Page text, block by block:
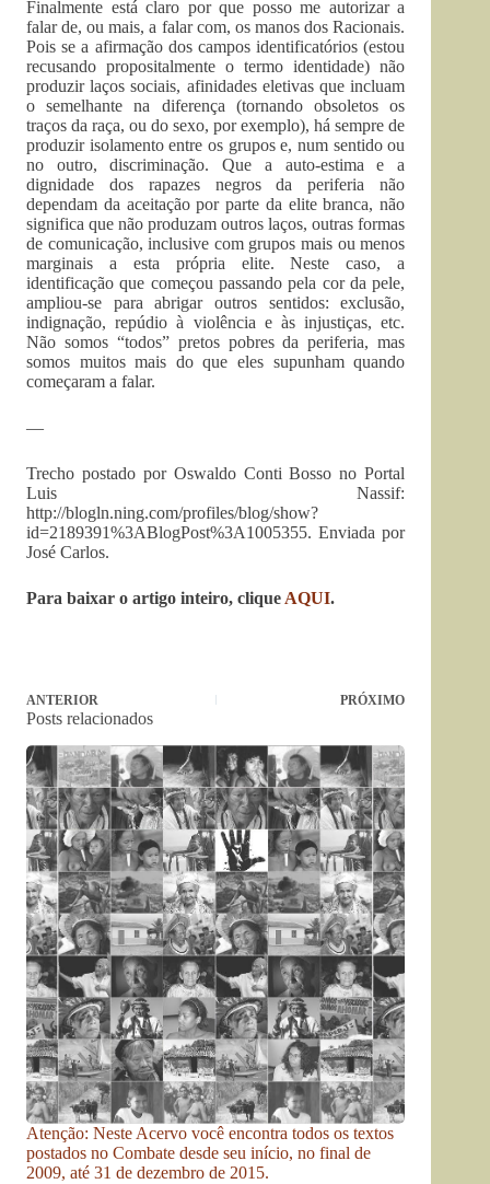
Finalmente está claro por que posso me autorizar a
falar de, ou mais, a falar com, os manos dos Racionais.
Pois se a afirmação dos campos identificatórios (estou
recusando propositalmente o termo identidade) não
produzir laços sociais, afinidades eletivas que incluam
o semelhante na diferença (tornando obsoletos os
traços da raça, ou do sexo, por exemplo), há sempre de
produzir isolamento entre os grupos e, num sentido ou
no outro, discriminação. Que a auto-estima e a
dignidade dos rapazes negros da periferia não
dependam da aceitação por parte da elite branca, não
significa que não produzam outros laços, outras formas
de comunicação, inclusive com grupos mais ou menos
marginais a esta própria elite. Neste caso, a
identificação que começou passando pela cor da pele,
ampliou-se para abrigar outros sentidos: exclusão,
indignação, repúdio à violência e às injustiças, etc.
Não somos “todos” pretos pobres da periferia, mas
somos muitos mais do que eles supunham quando
começaram a falar.
—
Trecho postado por Oswaldo Conti Bosso no Portal
Luis Nassif:
http://blogln.ning.com/profiles/blog/show?
id=2189391%3ABlogPost%3A1005355. Enviada por
José Carlos.
Para baixar o artigo inteiro, clique AQUI.
ANTERIOR PRÓXIMO
Posts relacionados
Atenção: Neste Acervo você encontra todos os textos
postados no Combate desde seu início, no final de
2009, até 31 de dezembro de 2015.